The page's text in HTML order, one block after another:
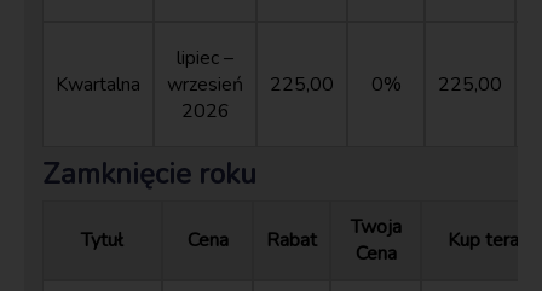
Kwartalna
lipiec –
wrzesień
2026
225,00 0%
225,00
Zamknięcie roku
Tytuł Cena Rabat
Twoja
Cena
Kup teraz